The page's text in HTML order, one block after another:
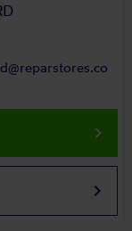
keyboard_arrow_right
keyboard_arrow_right